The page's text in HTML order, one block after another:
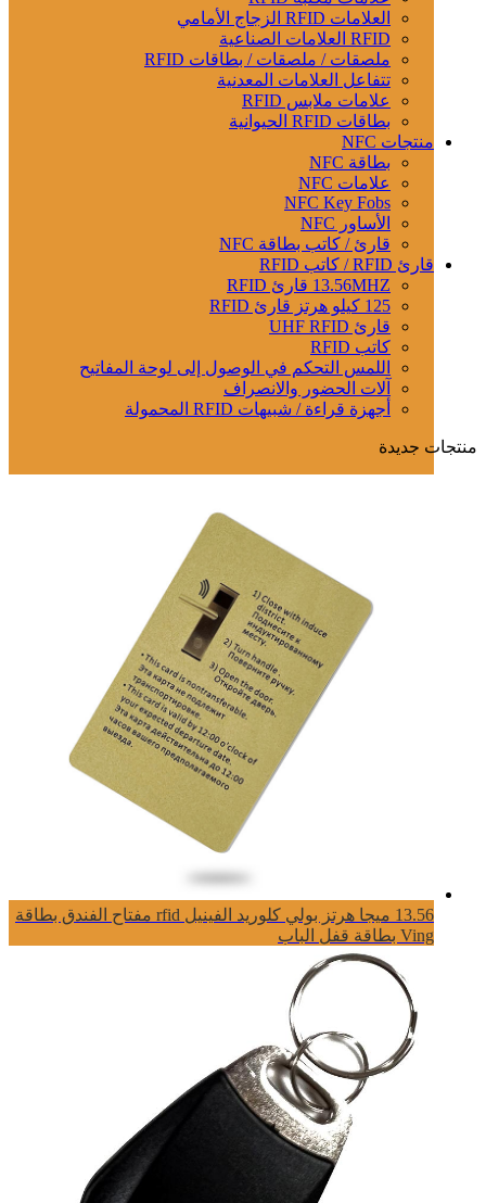
العلامات RFID الزجاج الأمامي
RFID العلامات الصناعية
ملصقات / ملصقات / بطاقات RFID
تتفاعل العلامات المعدنية
علامات ملابس RFID
بطاقات RFID الحيوانية
منتجات NFC
بطاقة NFC
علامات NFC
NFC Key Fobs
الأساور NFC
قارئ / كاتب بطاقة NFC
قارئ RFID / كاتب RFID
13.56MHZ قارئ RFID
125 كيلو هرتز قارئ RFID
قارئ UHF RFID
كاتب RFID
اللمس التحكم في الوصول إلى لوحة المفاتيح
آلات الحضور والانصراف
أجهزة قراءة / شبيهات RFID المحمولة
منتجات جديدة
13.56 ميجا هرتز بولي كلوريد الفينيل rfid مفتاح الفندق بطاقة
Ving بطاقة قفل الباب